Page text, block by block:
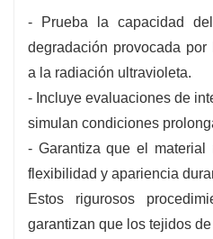
- Prueba la capacidad
degradación provocada
a la radiación ultravioleta.
- Incluye evaluaciones de
simulan condiciones
- Garantiza que el material
flexibilidad y apariencia
Estos rigurosos
garantizan que los tejidos